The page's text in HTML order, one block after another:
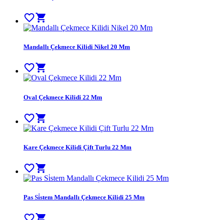
favorite_bordershopping_cart
Mandallı Çekmece Kilidi Nikel 20 Mm
favorite_bordershopping_cart
Oval Çekmece Kilidi 22 Mm
favorite_bordershopping_cart
Kare Çekmece Kilidi Çift Turlu 22 Mm
favorite_bordershopping_cart
Pas Si̇stem Mandallı Çekmece Kilidi 25 Mm